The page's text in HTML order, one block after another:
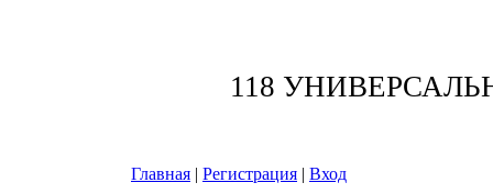
118
Главная | Регистрация | Вход